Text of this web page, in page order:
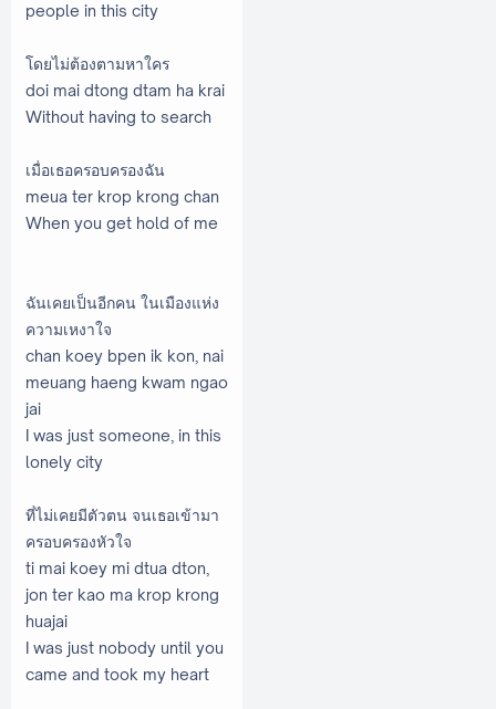
people in this city
โดยไม่ต้องตามหาใคร
doi mai dtong dtam ha krai
Without having to search
เมื่อเธอครอบครองฉัน
meua ter krop krong chan
When you get hold of me
ฉันเคยเป็นอีกคน ในเมืองแห่ง
ความเหงาใจ
chan koey bpen ik kon, nai
meuang haeng kwam ngao
jai
I was just someone, in this
lonely city
ที่ไม่เคยมีตัวตน จนเธอเข้ามา
ครอบครองหัวใจ
ti mai koey mi dtua dton,
jon ter kao ma krop krong
huajai
I was just nobody until you
came and took my heart